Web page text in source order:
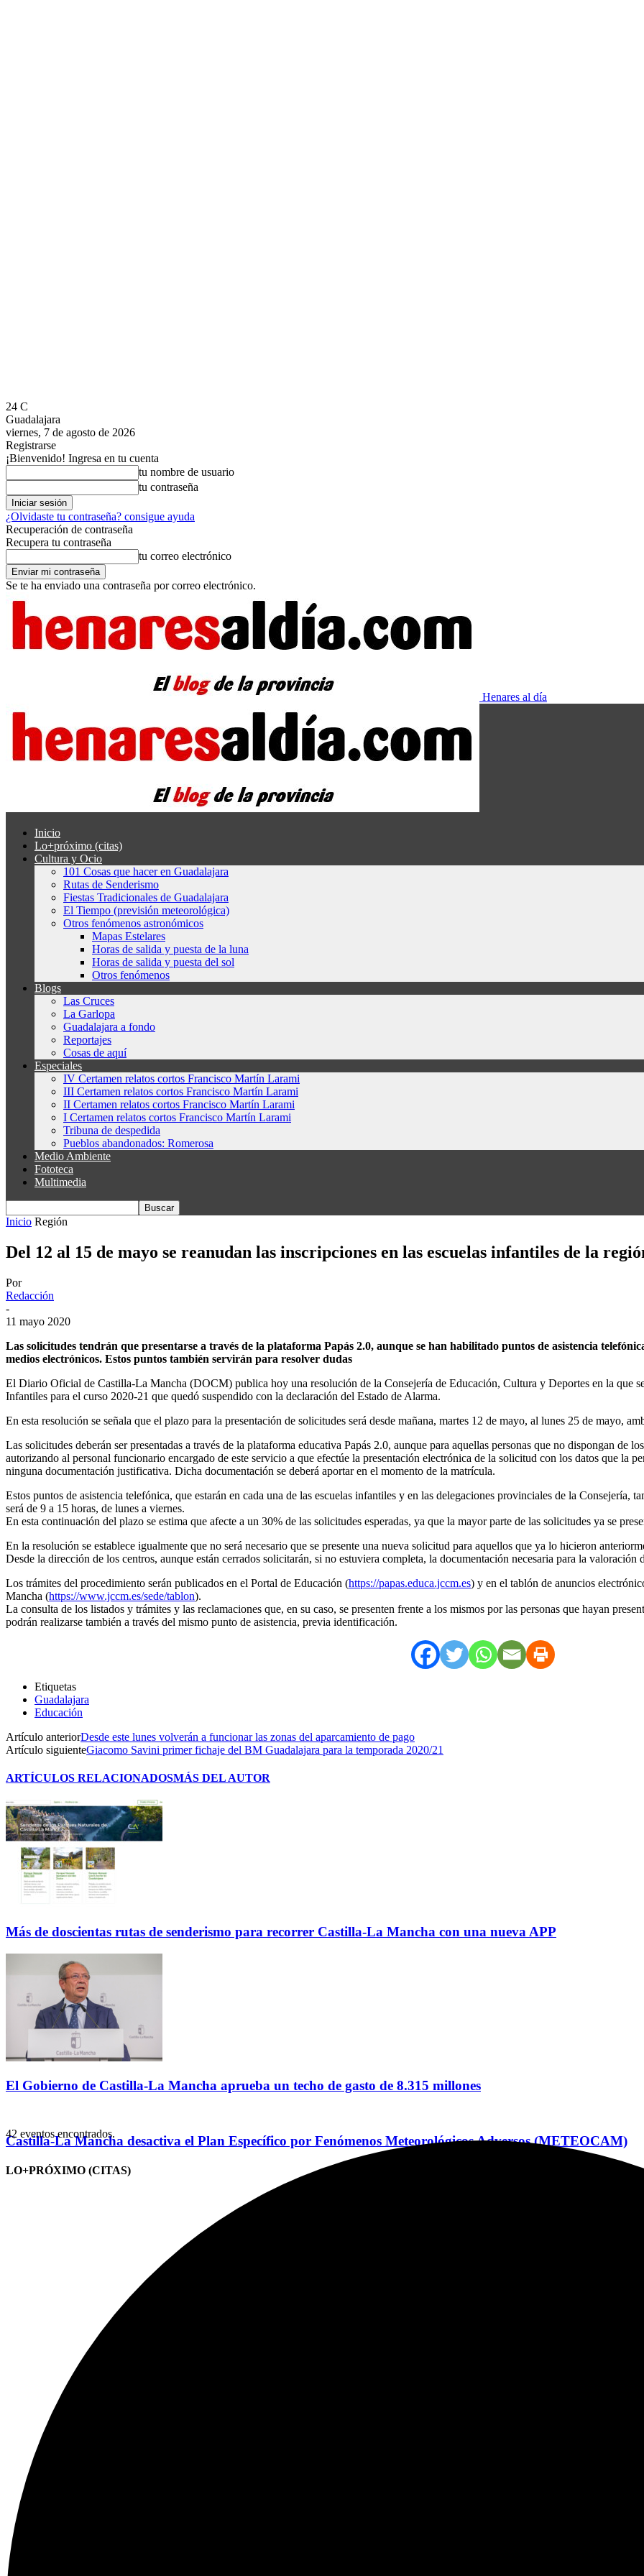
24 C
Guadalajara
viernes, 7 de agosto de 2026
Registrarse
¡Bienvenido! Ingresa en tu cuenta
tu nombre de usuario
tu contraseña
¿Olvidaste tu contraseña? consigue ayuda
Recuperación de contraseña
Recupera tu contraseña
tu correo electrónico
Se te ha enviado una contraseña por correo electrónico.
Henares al día
Inicio
Lo+próximo (citas)
Cultura y Ocio
101 Cosas que hacer en Guadalajara
Rutas de Senderismo
Fiestas Tradicionales de Guadalajara
El Tiempo (previsión meteorológica)
Otros fenómenos astronómicos
Mapas Estelares
Horas de salida y puesta de la luna
Horas de salida y puesta del sol
Otros fenómenos
Blogs
Las Cruces
La Garlopa
Guadalajara a fondo
Reportajes
Cosas de aquí
Especiales
IV Certamen relatos cortos Francisco Martín Larami
III Certamen relatos cortos Francisco Martín Larami
II Certamen relatos cortos Francisco Martín Larami
I Certamen relatos cortos Francisco Martín Larami
Tribuna de despedida
Pueblos abandonados: Romerosa
Medio Ambiente
Fototeca
Multimedia
Inicio Región
Del 12 al 15 de mayo se reanudan las inscripciones en las escuelas infantiles de la
Por
Redacción
-
11 mayo 2020
Las solicitudes tendrán que presentarse a través de la plataforma Papás 2.0, aunque se han habilitado puntos de asistencia
medios electrónicos. Estos puntos también servirán para resolver dudas
El Diario Oficial de Castilla-La Mancha (DOCM) publica hoy una resolución de la Consejería de Educación, Cultura y Deportes en la que
Infantiles para el curso 2020-21 que quedó suspendido con la declaración del Estado de Alarma.
En esta resolución se señala que el plazo para la presentación de solicitudes será desde mañana, martes 12 de mayo, al lunes 25 de mayo,
Las solicitudes deberán ser presentadas a través de la plataforma educativa Papás 2.0, aunque para aquellas personas que no dispongan de
autorizando al personal funcionario encargado de este servicio a que efectúe la presentación electrónica de la solicitud con los datos que la
ninguna documentación justificativa. Dicha documentación se deberá aportar en el momento de la matrícula.
Estos puntos de asistencia telefónica, que estarán en cada una de las escuelas infantiles y en las delegaciones provinciales de la
será de 9 a 15 horas, de lunes a viernes.
En esta continuación del plazo se estima que afecte a un 30% de las solicitudes esperadas, ya que la mayor parte de las solicitudes ya se
En la resolución se establece igualmente que no será necesario que se presente una nueva solicitud para aquellos que ya lo hicieron
Desde la dirección de los centros, aunque están cerrados solicitarán, si no estuviera completa, la documentación necesaria para la valoración
Los trámites del procedimiento serán publicados en el Portal de Educación (https://papas.educa.jccm.es) y en el tablón de anuncios
Mancha (https://www.jccm.es/sede/tablon).
La consulta de los listados y trámites y las reclamaciones que, en su caso, se presenten frente a los mismos por las personas que hayan
podrán realizarse también a través del mismo punto de asistencia, previa identificación.
Etiquetas
Guadalajara
Educación
Artículo anteriorDesde este lunes volverán a funcionar las zonas del aparcamiento de pago
Artículo siguienteGiacomo Savini primer fichaje del BM Guadalajara para la temporada 2020/21
ARTÍCULOS RELACIONADOSMÁS DEL AUTOR
Más de doscientas rutas de senderismo para recorrer Castilla-La Mancha con una nueva APP
El Gobierno de Castilla-La Mancha aprueba un techo de gasto de 8.315 millones
Castilla-La Mancha desactiva el Plan Específico por Fenómenos Meteorológicos Adversos (METEOCAM)
LO+PRÓXIMO (CITAS)
42 eventos encontrados.